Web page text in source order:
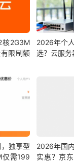
2G3M
限制额
2026年个
选？云服
独享型
需199
2026年国
实惠？京